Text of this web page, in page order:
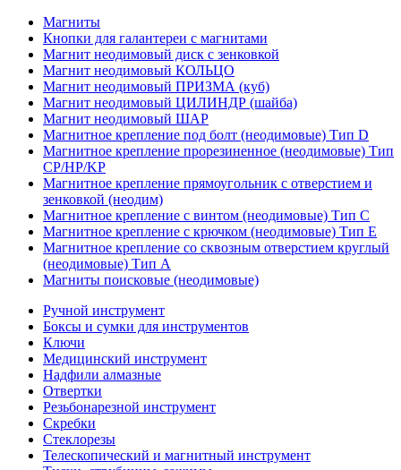
Магниты
Кнопки для галантереи с магнитами
Магнит неодимовый диск с зенковкой
Магнит неодимовый КОЛЬЦО
Магнит неодимовый ПРИЗМА (куб)
Магнит неодимовый ЦИЛИНДР (шайба)
Магнит неодимовый ШАР
Магнитное крепление под болт (неодимовые) Тип D
Магнитное крепление прорезиненное (неодимовые) Тип
CP/HP/KP
Магнитное крепление прямоугольник с отверстием и
зенковкой (неодим)
Магнитное крепление с винтом (неодимовые) Тип С
Магнитное крепление с крючком (неодимовые) Тип Е
Магнитное крепление со сквозным отверстием круглый
(неодимовые) Тип А
Магниты поисковые (неодимовые)
Ручной инструмент
Боксы и сумки для инструментов
Ключи
Медицинский инструмент
Надфили алмазные
Отвертки
Резьбонарезной инструмент
Скребки
Стеклорезы
Телескопический и магнитный инструмент